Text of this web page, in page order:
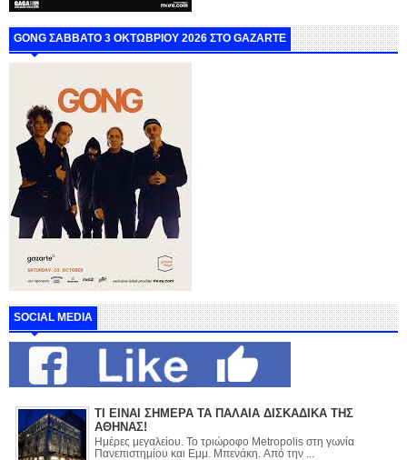
GONG ΣΑΒΒΑΤΟ 3 ΟΚΤΩΒΡΙΟΥ 2026 ΣΤΟ GAZARTE
SOCIAL MEDIA
ΤΙ ΕΙΝΑΙ ΣΗΜΕΡΑ ΤΑ ΠΑΛΑΙΑ ΔΙΣΚΑΔΙΚΑ ΤΗΣ
ΑΘΗΝΑΣ!
Ημέρες μεγαλείου. Το τριώροφο Metropolis στη γωνία
Πανεπιστημίου και Εμμ. Μπενάκη. Από την ...